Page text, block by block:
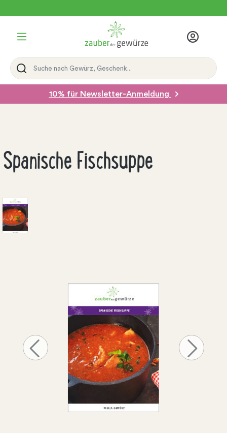
Versand mit DHL
10% für Newsletter-Anmeldung
Spanische Fischsuppe